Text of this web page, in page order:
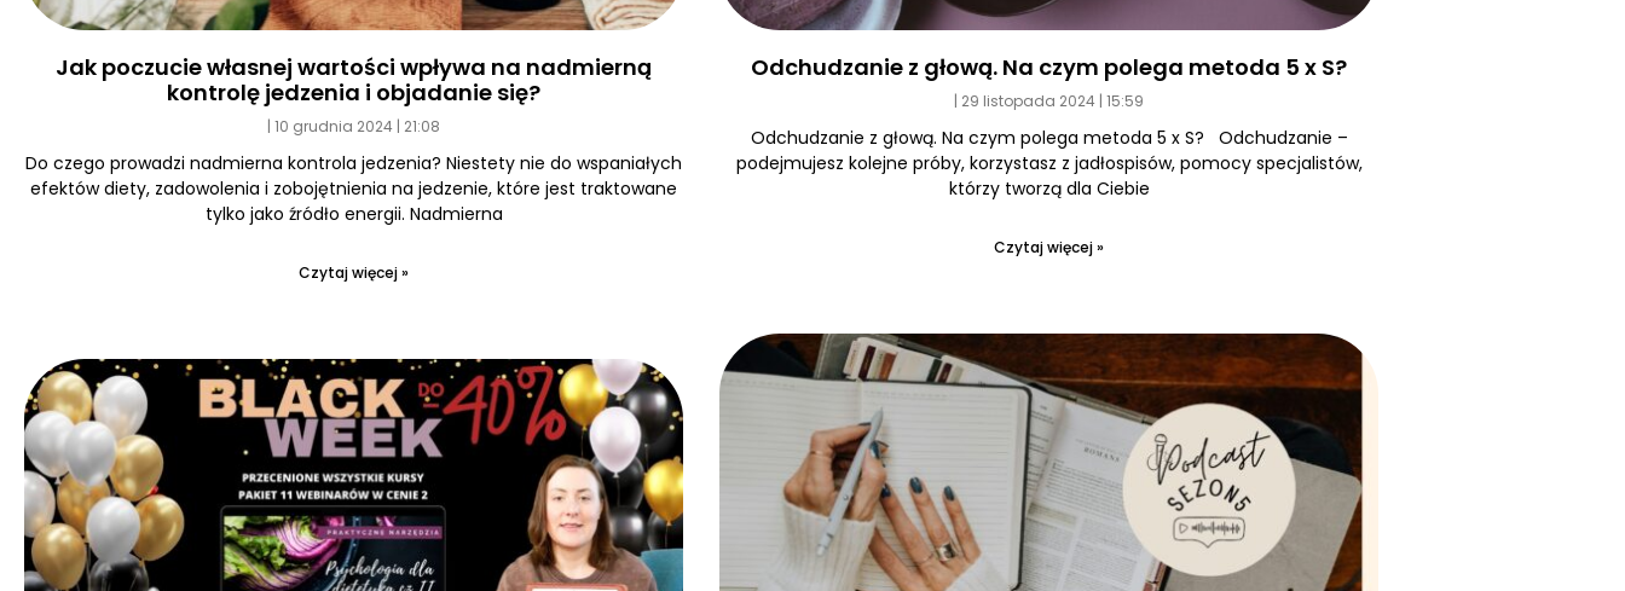
Jak poczucie własnej wartości wpływa na nadmierną
kontrolę jedzenia i objadanie się?
10 grudnia 2024 21:08
Do czego prowadzi nadmierna kontrola jedzenia? Niestety nie do wspaniałych
efektów diety, zadowolenia i zobojętnienia na jedzenie, które jest traktowane
tylko jako źródło energii. Nadmierna
Czytaj więcej »
Odchudzanie z głową. Na czym polega metoda 5 x S?
29 listopada 2024 15:59
Odchudzanie z głową. Na czym polega metoda 5 x S? Odchudzanie –
podejmujesz kolejne próby, korzystasz z jadłospisów, pomocy specjalistów,
którzy tworzą dla Ciebie
Czytaj więcej »